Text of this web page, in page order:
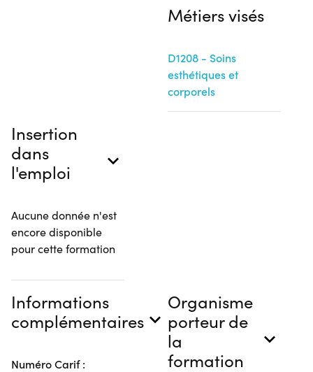
Métiers visés
D1208 - Soins
esthétiques et
corporels
Insertion
dans
l'emploi
Aucune donnée n'est
encore disponible
pour cette formation
Informations
complémentaires
Numéro Carif :
Organisme
porteur de
la
formation